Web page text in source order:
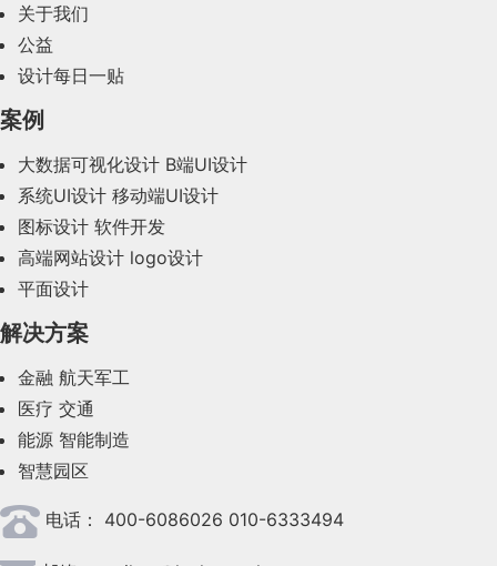
2024年2月(58)
2023年10月(14)
2023年8月(88)
2023年7月(62)
2023年6月(58)
2023年5月(28)
2023年4月(47)
2023年3月(37)
关于我们
公益
设计每日一贴
案例
大数据可视化设计 B端UI设计
系统UI设计 移动端UI设计
图标设计 软件开发
高端网站设计 logo设计
平面设计
解决方案
金融 航天军工
医疗 交通
能源 智能制造
智慧园区
电话： 400-6086026 010-6333494